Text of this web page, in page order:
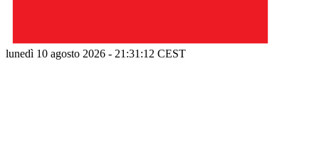
lunedì 10 agosto 2026 - 21:31:13 CEST